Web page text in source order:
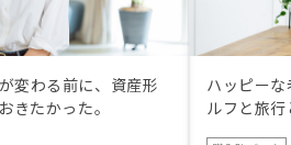
変わる前に、資産形
きたかった。
ハッピー
ルフと旅